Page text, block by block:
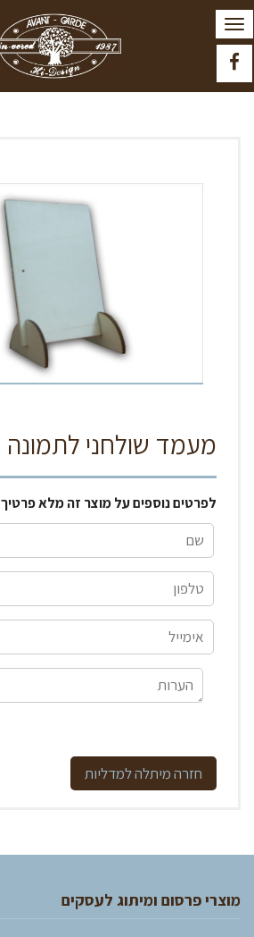
Facebook
תפריט
מעמד שולחני לתמונה
לפרטים נוספים על מוצר זה מלא פרטיך
מיתלה למדליות
מוצרי פרסום ומיתוג לעסקים